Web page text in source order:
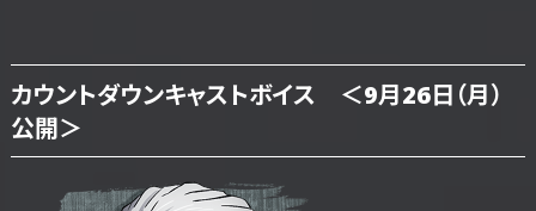
カウントダウンキャストボイス ＜9月26日（月）
公開＞